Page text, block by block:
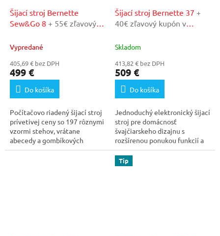
Šijací stroj Bernette
Sew&Go 8 + 55€ zľavový
autorizovanom servise
Vypredané
405,69 € bez DPH
499 €
Do košíka
Počítačovo riadený šijací stroj
prívetivej ceny so 197 rôznymi
vzormi stehov, vrátane
abecedy a gombíkových
dierok. Šírku...
Šijací stroj Bernette 37 +
40€ zľavový kupón v
servise
Skladom
413,82 € bez DPH
509 €
Do košíka
Jednoduchý elektronický šijací
stroj pre domácnosť
švajčiarskeho dizajnu s
rozšírenou ponukou funkcií a
výbornou kvalitou...
Tip